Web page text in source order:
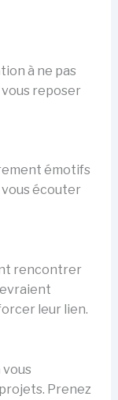
à ne pas
reposer
émotifs
écouter
rencontrer
leur lien.
Prenez